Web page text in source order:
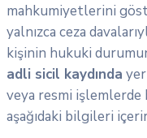
mahkumiyetlerini
yalnızca ceza
kişinin hukuki
adli sicil kaydında
veya resmi işlemlerde
aşağıdaki bilgileri